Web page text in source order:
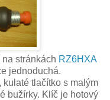
stránkách RZ6HXA
jednoduchá.
kulaté tlačítko s malým
bužírky. Klíč je hotový